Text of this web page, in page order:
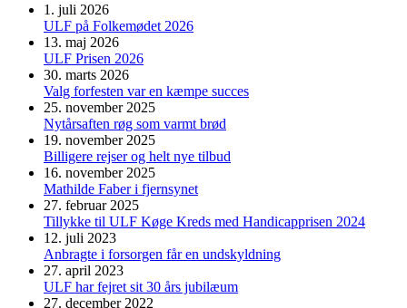
1. juli 2026
ULF på Folkemødet 2026
13. maj 2026
ULF Prisen 2026
30. marts 2026
Valg forfesten var en kæmpe succes
25. november 2025
Nytårsaften røg som varmt brød
19. november 2025
Billigere rejser og helt nye tilbud
16. november 2025
Mathilde Faber i fjernsynet
27. februar 2025
Tillykke til ULF Køge Kreds med Handicapprisen 2024
12. juli 2023
Anbragte i forsorgen får en undskyldning
27. april 2023
ULF har fejret sit 30 års jubilæum
27. december 2022